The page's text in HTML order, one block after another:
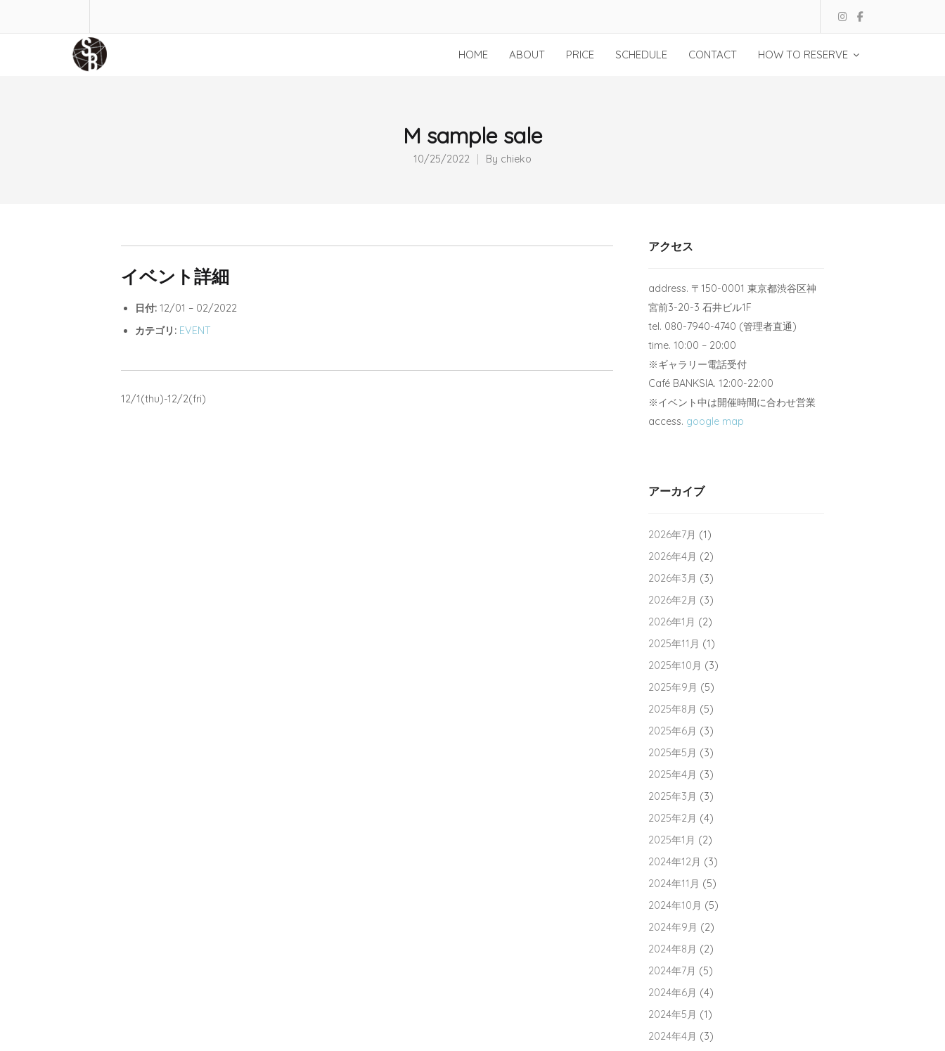
HOME ABOUT PRICE SCHEDULE CONTACT HOW TO RESERVE
M sample sale
10/25/2022 By chieko
イベント詳細
日付: 12/01 – 02/2022
カテゴリ: EVENT
12/1(thu)-12/2(fri)
アクセス
address. 〒150-0001 東京都渋谷区神
宮前3-20-3 石井ビル1F
tel. 080-7940-4740 (管理者直通)
time. 10:00 – 20:00
※ギャラリー電話受付
Café BANKSIA. 12:00-22:00
※イベント中は開催時間に合わせ営業
access. google map
アーカイブ
2026年7月 (1)
2026年4月 (2)
2026年3月 (3)
2026年2月 (3)
2026年1月 (2)
2025年11月 (1)
2025年10月 (3)
2025年9月 (5)
2025年8月 (5)
2025年6月 (3)
2025年5月 (3)
2025年4月 (3)
2025年3月 (3)
2025年2月 (4)
2025年1月 (2)
2024年12月 (3)
2024年11月 (5)
2024年10月 (5)
2024年9月 (2)
2024年8月 (2)
2024年7月 (5)
2024年6月 (4)
2024年5月 (1)
2024年4月 (3)